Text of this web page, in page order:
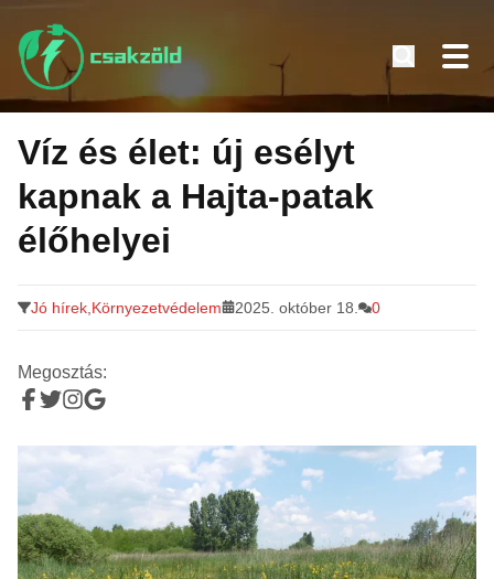
Tovább
tartalomra
Víz és élet: új esélyt
kapnak a Hajta-patak
élőhelyei
Jó hírek Környezetvédelem 2025. október 18. 0
Megosztás: